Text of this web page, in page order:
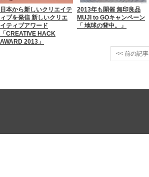
日本から新しいクリエイテ
ィブを発信 新しいクリエ
イティブアワード
「CREATIVE HACK
AWARD 2013」
2013年も開催 無印良品
MUJI to GOキャンペーン
「 地球の背中。」
<< 前の記事